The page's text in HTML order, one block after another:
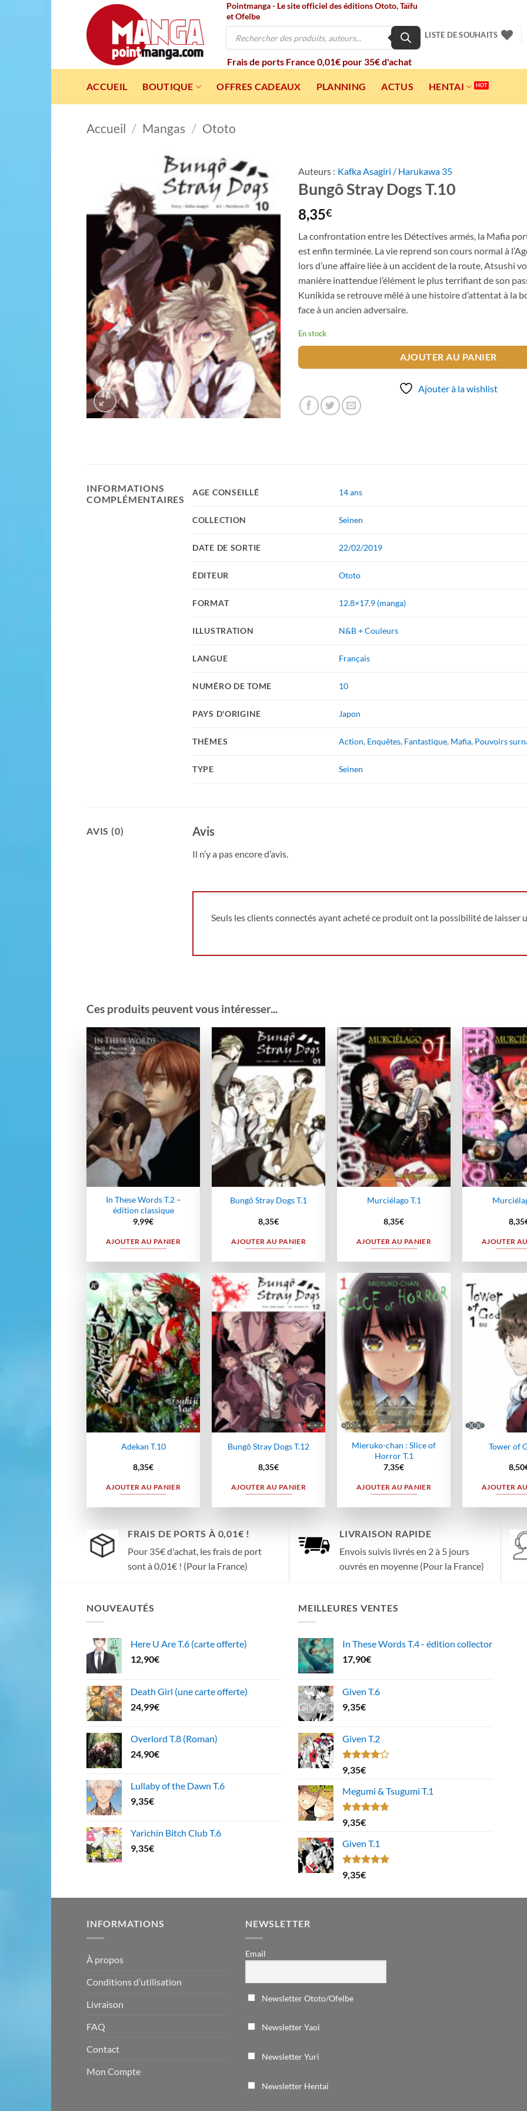
Pointmanga - Le site officiel des éditions Ototo, Taïfu
et Ofelbe
Recherche
Frais de ports France 0,01€ pour 35€ d'achat
LISTE DE SOUHAITS
ACCUEIL BOUTIQUE OFFRES CADEAUX PLANNING ACTUS HENTAI
Accueil / Mangas / Ototo
Ajouter
à la
wishlist
Auteurs : Kafka Asagiri / Harukawa 35
Bungô Stray Dogs T.10
8,35€
La confrontation entre les Détectives armés, la Mafia
est enfin terminée. La vie reprend son cours normal à
lors d’une affaire liée à un accident de la route, Atsushi
manière inattendue l’élément le plus terrifiant de son
Kunikida se retrouve mêlé à une histoire d’attentat à la
face à un ancien adversaire.
En stock
AJOUTER AU PANIER
Ajouter à la wishlist
INFORMATIONS
COMPLÉMENTAIRES
AGE CONSEILLÉ 14 ans
COLLECTION Seinen
DATE DE SORTIE 22/02/2019
ÉDITEUR Ototo
FORMAT 12.8×17.9 (manga)
ILLUSTRATION N&B + Couleurs
LANGUE Français
NUMÉRO DE TOME 10
PAYS D'ORIGINE Japon
THÈMES Action, Enquêtes, Fantastique, Mafia, Pouvoirs
TYPE Seinen
AVIS (0) Avis
Il n’y a pas encore d’avis.
Seuls les clients connectés ayant acheté ce produit ont la possibilité de laisser
Ces produits peuvent vous intéresser...
Ajouter
à la
wishlist
In These Words T.2 –
édition classique
9,99€
AJOUTER AU PANIER
Ajouter
à la
wishlist
Bungô Stray Dogs T.1
8,35€
AJOUTER AU PANIER
Ajouter
wishlist
Murciélago T.1
8,35€
AJOUTER AU PANIER
8,35
AJOUTER
Ajouter
à la
wishlist
Adekan T.10
8,35€
AJOUTER AU PANIER
Ajouter
à la
wishlist
Bungô Stray Dogs T.12
8,35€
AJOUTER AU PANIER
Ajouter
wishlist
Mieruko-chan : Slice of
Horror T.1
7,35€
AJOUTER AU PANIER
Tower of
8,50
AJOUTER
FRAIS DE PORTS À 0,01€ !
Pour 35€ d'achat, les frais de port
sont à 0,01€ ! (Pour la France)
LIVRAISON RAPIDE
Envois suivis livrés en 2 à 5 jours
ouvrés en moyenne (Pour la France)
NOUVEAUTÉS
Here U Are T.6 (carte offerte)
12,90€
Death Girl (une carte offerte)
24,99€
Overlord T.8 (Roman)
24,90€
Lullaby of the Dawn T.6
9,35€
Yarichin Bitch Club T.6
9,35€
MEILLEURES VENTES
In These Words T.4 - édition collector
17,90€
Given T.6
9,35€
Given T.2
Note
4.00
5
9,35€
Megumi & Tsugumi T.1
Note4.67
sur 5
9,35€
Given T.1
Note5.00
sur 5
9,35€
INFORMATIONS
À propos
Conditions d’utilisation
Livraison
FAQ
Contact
Mon Compte
NEWSLETTER
Email
Newsletter Ototo/Ofelbe
Newsletter Yaoi
Newsletter Yuri
Newsletter Hentai